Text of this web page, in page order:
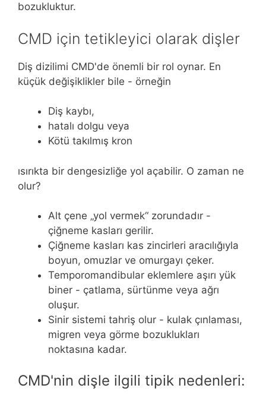
bozukluktur.
CMD için tetikleyici olarak dişler
Diş dizilimi CMD'de önemli bir rol oynar. En
küçük değişiklikler bile - örneğin
Diş kaybı,
hatalı dolgu veya
Kötü takılmış kron
ısırıkta bir dengesizliğe yol açabilir. O zaman ne
olur?
Alt çene „yol vermek“ zorundadır -
çiğneme kasları gerilir.
Çiğneme kasları kas zincirleri aracılığıyla
boyun, omuzlar ve omurgayı çeker.
Temporomandibular eklemlere aşırı yük
biner - çatlama, sürtünme veya ağrı
oluşur.
Sinir sistemi tahriş olur - kulak çınlaması,
migren veya görme bozuklukları
noktasına kadar.
CMD'nin dişle ilgili tipik nedenleri: